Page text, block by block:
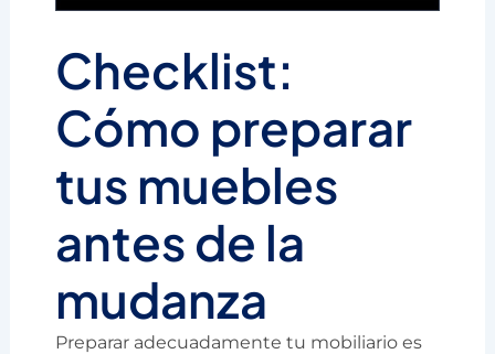
Checklist:
Cómo preparar
tus muebles
antes de la
mudanza
Preparar adecuadamente tu mobiliario es